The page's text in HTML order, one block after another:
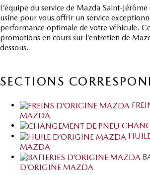
L’équipe du service de Mazda Saint-
usine pour vous offrir un service
performance optimale de votre véhicule.
promotions en cours sur l’entretien de
dessous.
SECTIONS
MAZDA
MAZDA
D’ORIGINE MAZDA